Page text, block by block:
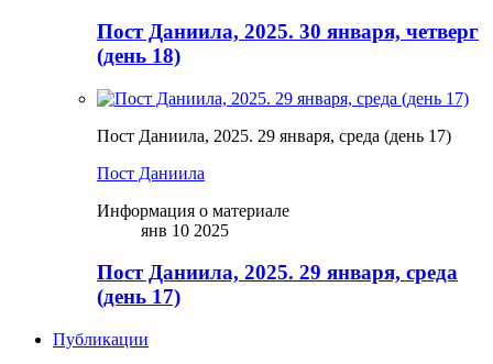
Пост Даниила, 2025. 30 января, четверг
(день 18)
Пост Даниила, 2025. 29 января, среда (день 17)
Пост Даниила
Информация о материале
янв 10 2025
Пост Даниила, 2025. 29 января, среда
(день 17)
Публикации